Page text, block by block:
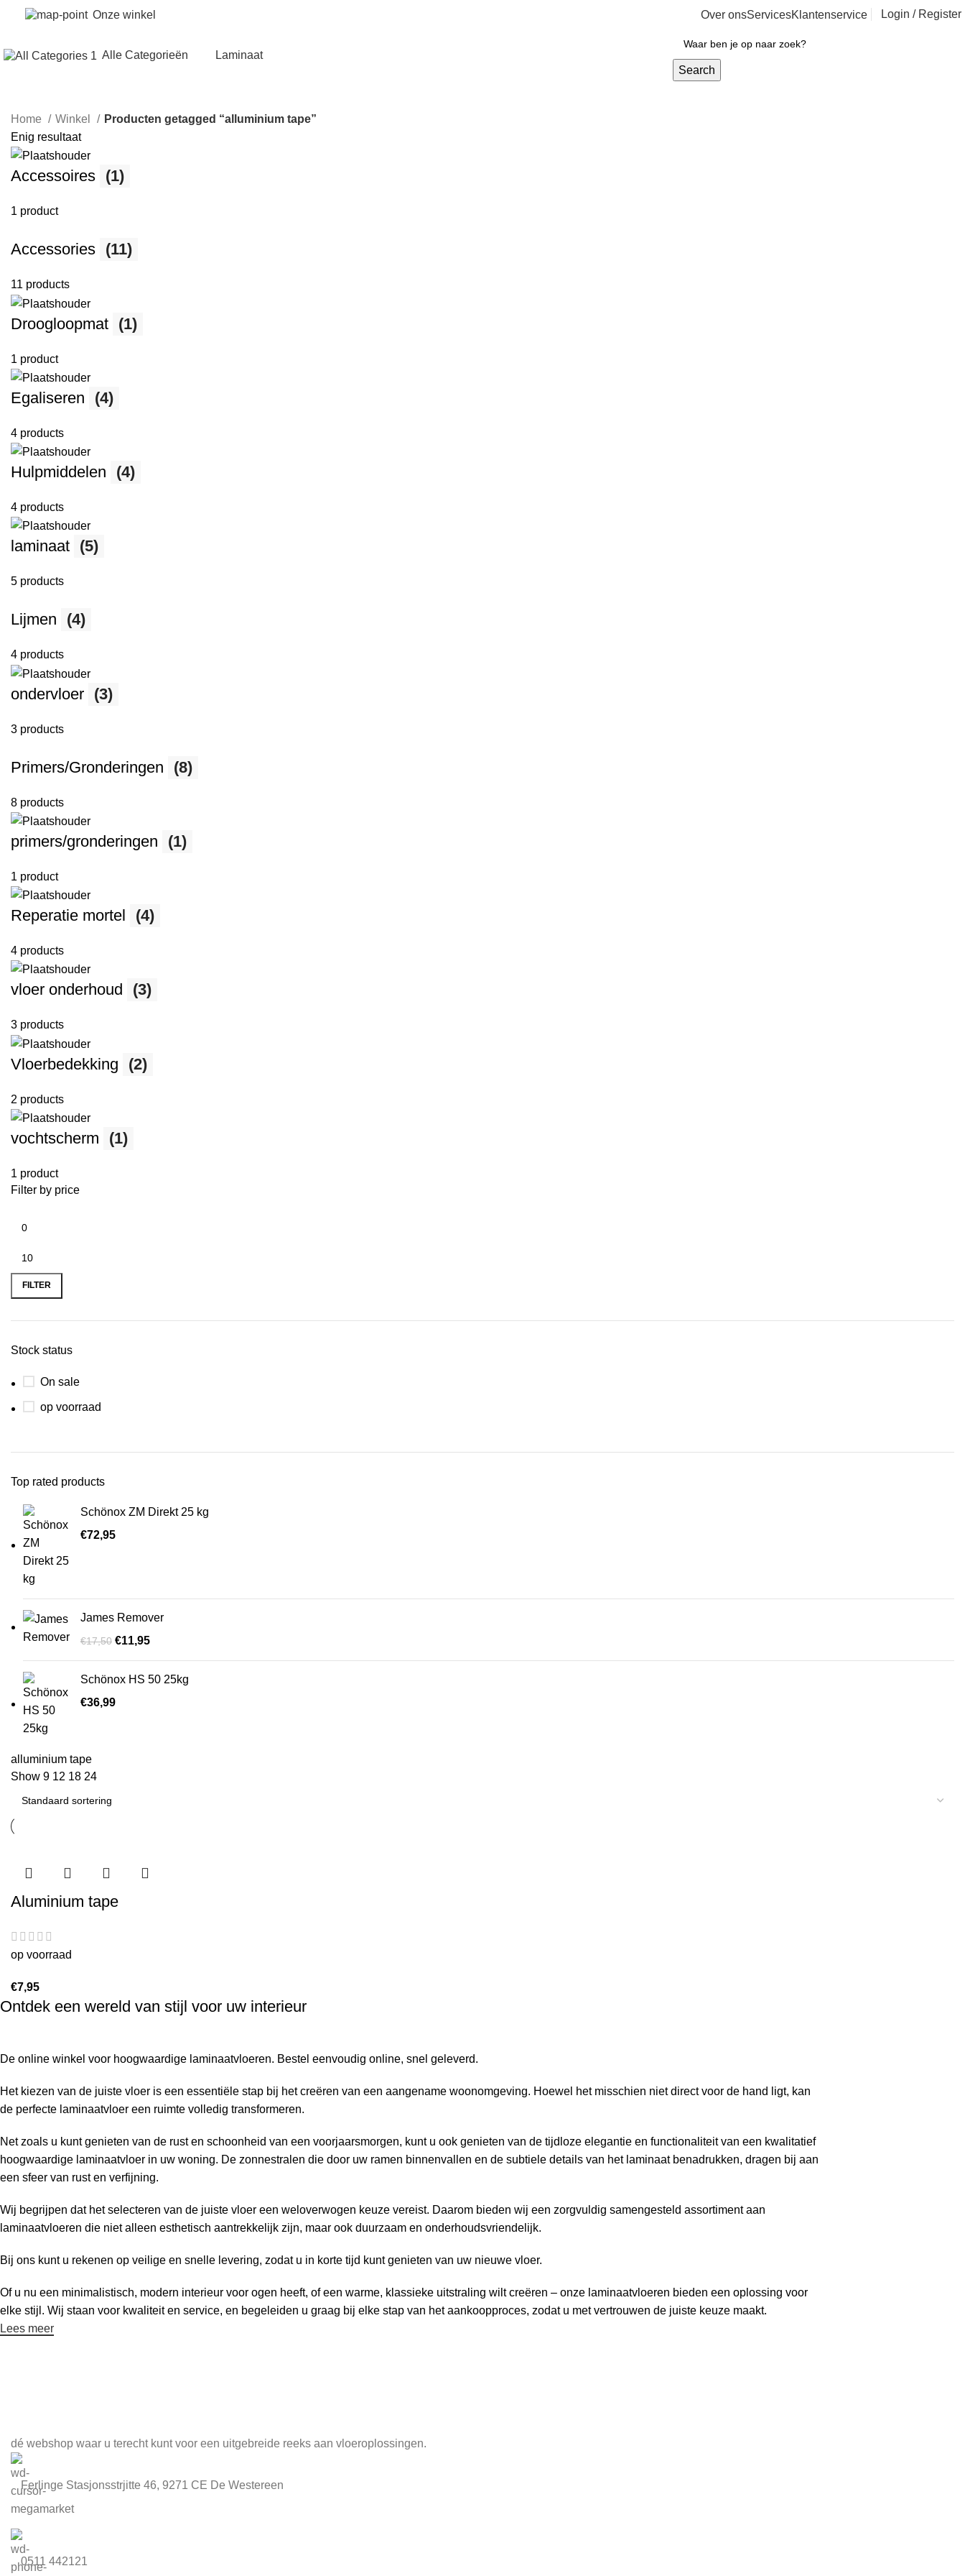
Onze winkel Over onsServicesKlantenservice Login / Register
Alle Categorieën
Laminaat
Search
Home Winkel
Producten getagged “alluminium tape”
Enig resultaat
Accessoires (1)
1 product
Accessories (11)
11 products
Droogloopmat (1)
1 product
Egaliseren (4)
4 products
Hulpmiddelen (4)
4 products
laminaat (5)
5 products
Lijmen (4)
4 products
ondervloer (3)
3 products
Primers/Gronderingen (8)
8 products
primers/gronderingen (1)
1 product
Reperatie mortel (4)
4 products
vloer onderhoud (3)
3 products
Vloerbedekking (2)
2 products
vochtscherm (1)
1 product
Filter by price
FILTER
Stock status
On sale
op voorraad
Top rated products
Schönox ZM Direkt 25 kg
€72,95
James Remover
€17,50 €11,95
Schönox HS 50 25kg
€36,99
alluminium tape
Show 9 12 18 24
Aluminium tape
op voorraad
€7,95
Ontdek een wereld van stijl voor uw interieur
De online winkel voor hoogwaardige laminaatvloeren. Bestel eenvoudig online, snel geleverd.
Het kiezen van de juiste vloer is een essentiële stap bij het creëren van een aangename woonomgeving. Hoewel het misschien niet direct voor de hand ligt, kan
de perfecte laminaatvloer een ruimte volledig transformeren.
Net zoals u kunt genieten van de rust en schoonheid van een voorjaarsmorgen, kunt u ook genieten van de tijdloze elegantie en functionaliteit van een kwalitatief
hoogwaardige laminaatvloer in uw woning. De zonnestralen die door uw ramen binnenvallen en de subtiele details van het laminaat benadrukken, dragen bij aan
een sfeer van rust en verfijning.
Wij begrijpen dat het selecteren van de juiste vloer een weloverwogen keuze vereist. Daarom bieden wij een zorgvuldig samengesteld assortiment aan
laminaatvloeren die niet alleen esthetisch aantrekkelijk zijn, maar ook duurzaam en onderhoudsvriendelijk.
Bij ons kunt u rekenen op veilige en snelle levering, zodat u in korte tijd kunt genieten van uw nieuwe vloer.
Of u nu een minimalistisch, modern interieur voor ogen heeft, of een warme, klassieke uitstraling wilt creëren – onze laminaatvloeren bieden een oplossing voor
elke stijl. Wij staan voor kwaliteit en service, en begeleiden u graag bij elke stap van het aankoopproces, zodat u met vertrouwen de juiste keuze maakt.
Lees meer
dé webshop waar u terecht kunt voor een uitgebreide reeks aan vloeroplossingen.
Ferlinge Stasjonsstrjitte 46, 9271 CE De Westereen
0511 442121